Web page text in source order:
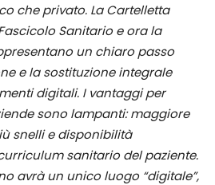
che privato. La Cartelletta
Sanitario e ora la
un chiaro passo
e la sostituzione integrale
digitali. I vantaggi per
sono lampanti: maggiore
snelli e disponibilità
sanitario del paziente.
avrà un unico luogo “digitale”,